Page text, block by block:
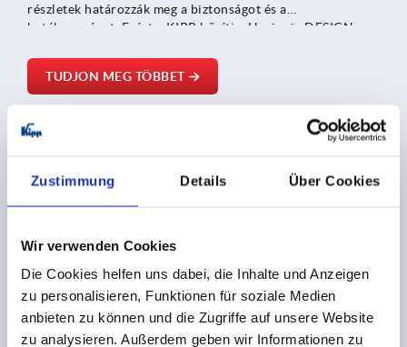
Zustimmung Details Über Cookies
Wir verwenden Cookies
Die Cookies helfen uns dabei, die Inhalte und Anzeigen
zu personalisieren, Funktionen für soziale Medien
anbieten zu können und die Zugriffe auf unsere Website
zu analysieren. Außerdem geben wir Informationen zu
részletek határozzák meg a biztonságot és a
hatékonyságot. Ezért a KIPP bővíti a Hygienic DESIGN
szerkezetű és könnyen tisztítható rendszerekhez.
TUDJON MEG TÖBBET
Excenterkarok, A4 nemesacél
A KIPP szélsőséges körülmények közötti használathoz